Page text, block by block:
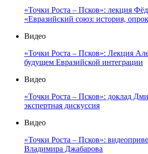
«Точки Роста – Псков»: лекция
«Евразийский союз: история,
Видео
«Точки Роста – Псков»: Лекция
будущем Евразийской интеграции
Видео
«Точки Роста – Псков»: доклад
экспертная дискуссия
Видео
«Точки Роста – Псков»:
Владимира Джабарова